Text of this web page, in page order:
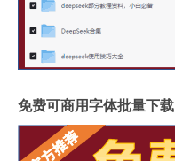
免费可商用字体批量下载